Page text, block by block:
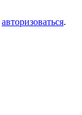
авторизоваться.